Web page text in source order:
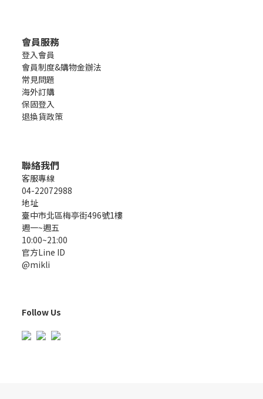
會員服務
登入會員
會員制度&購物金辦法
常見問題
海外訂購
保固登入
退換貨政策
聯絡我們
客服專線
04-22072988
地址
臺中市北區梅亭街496號1樓
週一~週五
10:00~21:00
官方Line ID
@mikli
Follow Us